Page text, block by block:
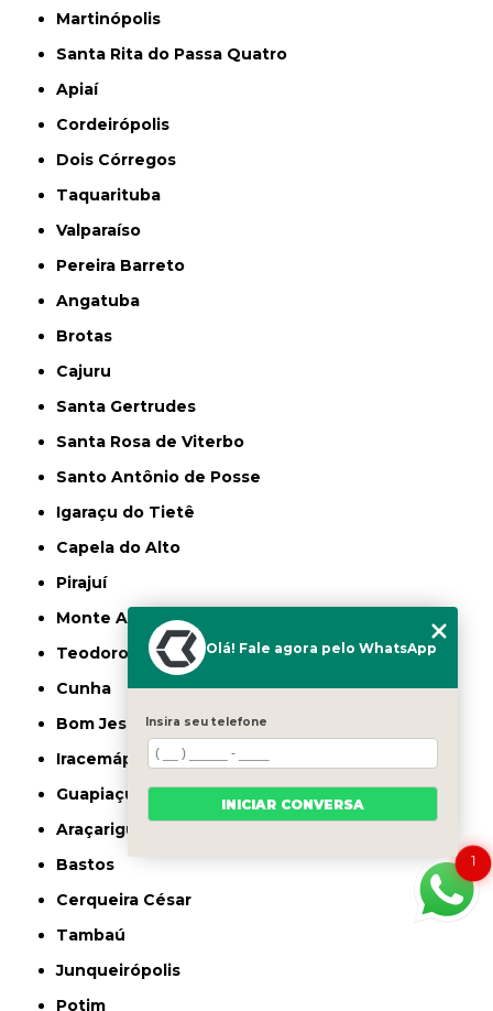
Martinópolis
Santa Rita do Passa Quatro
Apiaí
Cordeirópolis
Dois Córregos
Taquarituba
Valparaíso
Pereira Barreto
Angatuba
Brotas
Cajuru
Santa Gertrudes
Santa Rosa de Viterbo
Santo Antônio de Posse
Igaraçu do Tietê
Capela do Alto
Pirajuí
Monte Aprazível
Teodoro Sampaio
Cunha
Bom Jesus dos Perdões
Iracemápolis
Guapiaçu
Araçariguama
Bastos
Cerqueira César
Tambaú
Junqueirópolis
Potim
1
Olá! Fale agora pelo WhatsApp
Insira seu telefone
INICIAR CONVERSA